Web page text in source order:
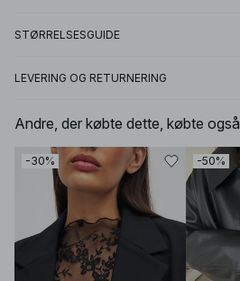
STØRRELSESGUIDE
LEVERING OG RETURNERING
Andre, der købte dette, købte også
-30% -50%